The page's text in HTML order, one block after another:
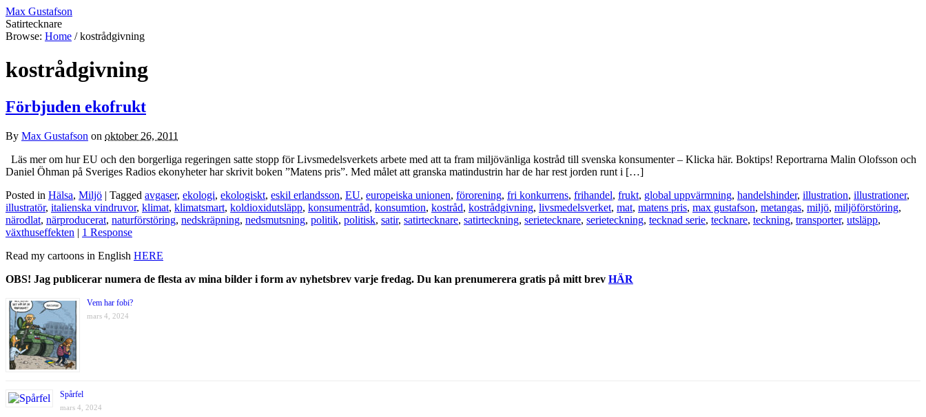
Max Gustafson
Satirtecknare
Browse: Home / kostrådgivning
kostrådgivning
Förbjuden ekofrukt
By Max Gustafson on oktober 26, 2011
Läs mer om hur EU och den borgerliga regeringen satte stopp för Livsmedelsverkets arbete med att ta fram miljövänliga kostråd till svenska konsumenter – Klicka här. Boktips! Reportrarna Malin Olofsson och
Daniel Öhman på Sveriges Radios ekonyheter har skrivit boken ”Matens pris”. Med målet att granska matindustrin har de har rest jorden runt i […]
Posted in Hälsa, Miljö | Tagged avgaser, ekologi, ekologiskt, eskil erlandsson, EU, europeiska unionen, förorening, fri konkurrens, frihandel, frukt, global uppvärmning, handelshinder, illustration, illustrationer,
illustratör, italienska vindruvor, klimat, klimatsmart, koldioxidutsläpp, konsumentråd, konsumtion, kostråd, kostrådgivning, livsmedelsverket, mat, matens pris, max gustafson, metangas, miljö, miljöförstöring,
närodlat, närproducerat, naturförstöring, nedskräpning, nedsmutsning, politik, politisk, satir, satirtecknare, satirteckning, serietecknare, serieteckning, tecknad serie, tecknare, teckning, transporter, utsläpp,
växthuseffekten | 1 Response
Read my cartoons in English HERE
OBS! Jag publicerar numera de flesta av mina bilder i form av nyhetsbrev varje fredag. Du kan prenumerera gratis på mitt brev HÄR
Vem har fobi?
mars 4, 2024
Spårfel
mars 4, 2024